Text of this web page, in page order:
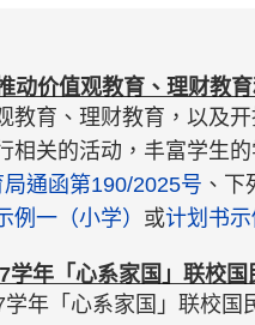
动价值观教育、理财教
教育、理财教育，以及
相关的活动，丰富学生
通函第190/2025号 、下
例一（小学） 或计划书示
学年「心系家国」联校国
年「心系家国」联校